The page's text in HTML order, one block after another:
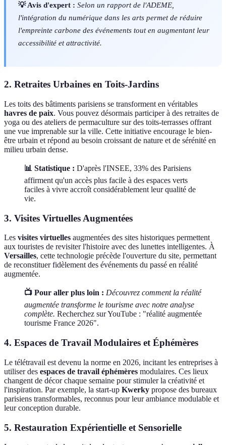
💡 Avis d'expert : Selon un rapport de l'ADEME,
l'intégration du numérique dans les arts permet de réduire
l'empreinte carbone des événements tout en augmentant leur
accessibilité et attractivité.
2. Retraites Urbaines en Toits-Jardins
Les toits des bâtiments parisiens se transforment en véritables
havres de paix. Vous pouvez désormais participer à des retraites de
yoga ou des ateliers de permaculture sur des toits-terrasses offrant
une vue imprenable sur la ville. Cette initiative encourage le bien-
être urbain et répond au besoin croissant de nature et de sérénité en
milieu urbain dense.
📊 Statistique : D'après l'INSEE, 33% des Parisiens
affirment qu'un accès plus facile à des espaces verts
faciles à vivre accroît considérablement leur qualité de
vie.
3. Visites Virtuelles Augmentées
Les visites virtuelles augmentées des sites historiques permettent
aux touristes de revisiter l'histoire avec des lunettes intelligentes. À
Versailles, cette technologie précède l'ouverture du site, permettant
de reconstituer fidèlement des événements du passé en réalité
augmentée.
📺 Pour aller plus loin : Découvrez comment la réalité
augmentée transforme le tourisme avec notre analyse
complète. Recherchez sur YouTube : "réalité augmentée
tourisme France 2026".
4. Espaces de Travail Modulaires et Éphémères
Le télétravail est devenu la norme en 2026, incitant les entreprises à
utiliser des espaces de travail éphémères modulaires. Ces lieux
changent de décor chaque semaine pour stimuler la créativité et
l'inspiration. Par exemple, la start-up Kwerky propose des bureaux
parisiens transformables, reconnus pour leur ambiance modulable et
leur conception durable.
5. Restauration Expérientielle et Sensorielle